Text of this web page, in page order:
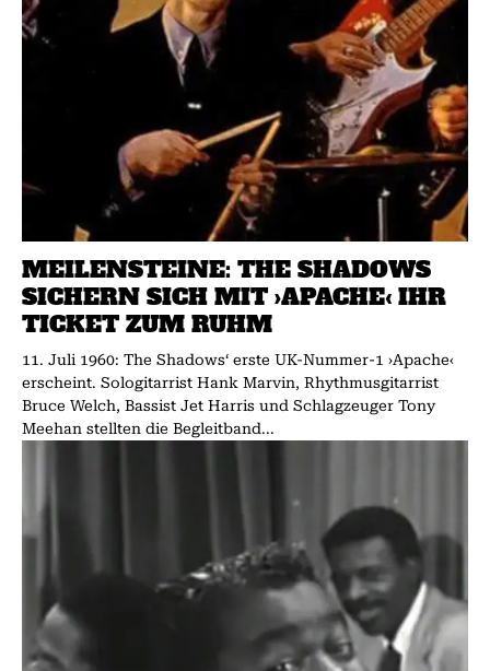
MEILENSTEINE: THE SHADOWS
SICHERN SICH MIT ›APACHE‹ IHR
TICKET ZUM RUHM
11. Juli 1960: The Shadows‘ erste UK-Nummer-1 ›Apache‹
erscheint. Sologitarrist Hank Marvin, Rhythmusgitarrist
Bruce Welch, Bassist Jet Harris und Schlagzeuger Tony
Meehan stellten die Begleitband...